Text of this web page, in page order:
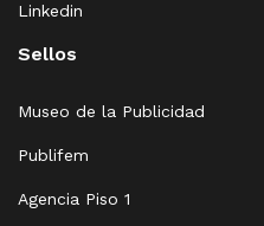
Linkedin
Sellos
Museo de la Publicidad
Publifem
Agencia Piso 1